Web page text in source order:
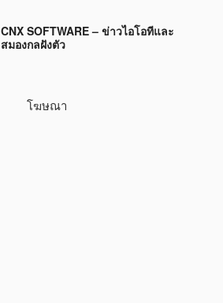
CNX SOFTWARE – ข่าวไอโอทีและ
สมองกลฝังตัว
โฆษณา